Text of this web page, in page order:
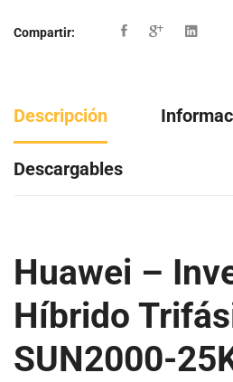
Compartir:
Descripción
Descargables
Huawei –
Híbrido
SUN2000-